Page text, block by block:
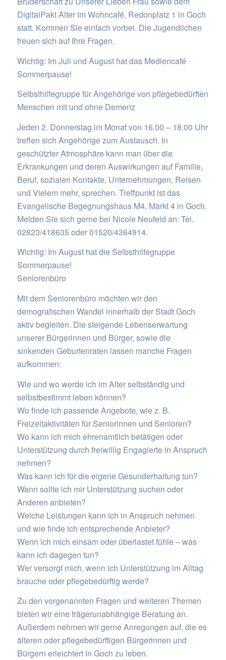
DigitalPakt Alter im Wohncafé, Redonplatz 1 in Goch
statt. Kommen Sie einfach vorbei. Die Jugendlichen
freuen sich auf Ihre Fragen.
Wichtig: Im Juli und August hat das Mediencafé
Sommerpause!
Selbsthilfegruppe für Angehörige von pflegebedürften
Menschen mit und ohne Demenz
Jeden 2. Donnerstag im Monat von 16.00 – 18.00 Uhr
treffen sich Angehörige zum Austausch. In
geschützter Atmosphäre kann man über die
Erkrankungen und deren Auswirkungen auf Familie,
Beruf, sozialen Kontakte, Unternehmungen, Reisen
und Vielem mehr, sprechen. Treffpunkt ist das
Evangelische Begegnungshaus M4, Markt 4 in Goch.
Melden Sie sich gerne bei Nicole Neufeld an: Tel.
02823/418635 oder 01520/4364914.
Wichtig: Im August hat die Selbsthilfegruppe
Sommerpause!
Seniorenbüro
Mit dem Seniorenbüro möchten wir den
demografischen Wandel innerhalb der Stadt Goch
aktiv begleiten. Die steigende Lebenserwartung
unserer Bürgerinnen und Bürger, sowie die
sinkenden Geburtenraten lassen manche Fragen
aufkommen:
Wie und wo werde ich im Alter selbständig und
selbstbestimmt leben können?
Wo finde ich passende Angebote, wie z. B.
Freizeitaktivitäten für Seniorinnen und Senioren?
Wo kann ich mich ehrenamtlich betätigen oder
Unterstützung durch freiwillig Engagierte in Anspruch
nehmen?
Was kann ich für die eigene Gesunderhaltung tun?
Wann sollte ich mir Unterstützung suchen oder
Anderen anbieten?
Welche Leistungen kann ich in Anspruch nehmen
und wie finde ich entsprechende Anbieter?
Wenn ich mich einsam oder überlastet fühle – was
kann ich dagegen tun?
Wer versorgt mich, wenn ich Unterstützung im Alltag
brauche oder pflegebedürftig werde?
Zu den vorgenannten Fragen und weiteren Themen
bieten wir eine trägerunabhängige Beratung an.
Außerdem nehmen wir gerne Anregungen auf, die es
älteren oder pflegebedürftigen Bürgerinnen und
Bürgern erleichtert in Goch zu leben.